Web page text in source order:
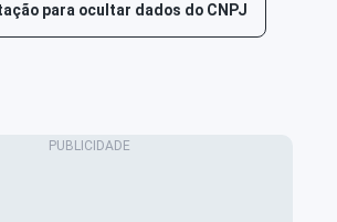
para ocultar dados do CNPJ